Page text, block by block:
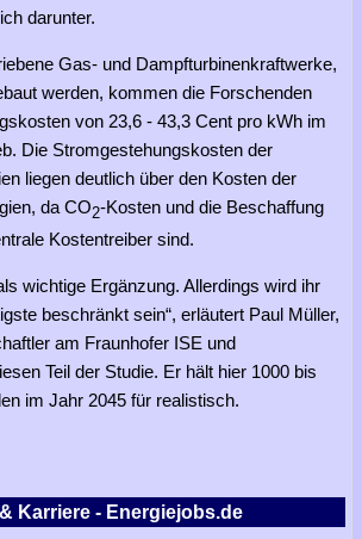
darunter.
Gas- und Dampfturbinenkraftwerke,
werden, kommen die Forschenden
von 23,6 - 43,3 Cent pro kWh im
Die Stromgestehungskosten der
liegen deutlich über den Kosten der
da CO2-Kosten und die Beschaffung
Kostentreiber sind.
wichtige Ergänzung. Allerdings wird ihr
beschränkt sein“, erläutert Paul Müller,
am Fraunhofer ISE und
Teil der Studie. Er hält hier 1000 bis
im Jahr 2045 für realistisch.
Karriere - Energiejobs.de